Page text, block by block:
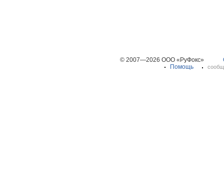
© 2007—2026 ООО «РуФокс»
Помощь